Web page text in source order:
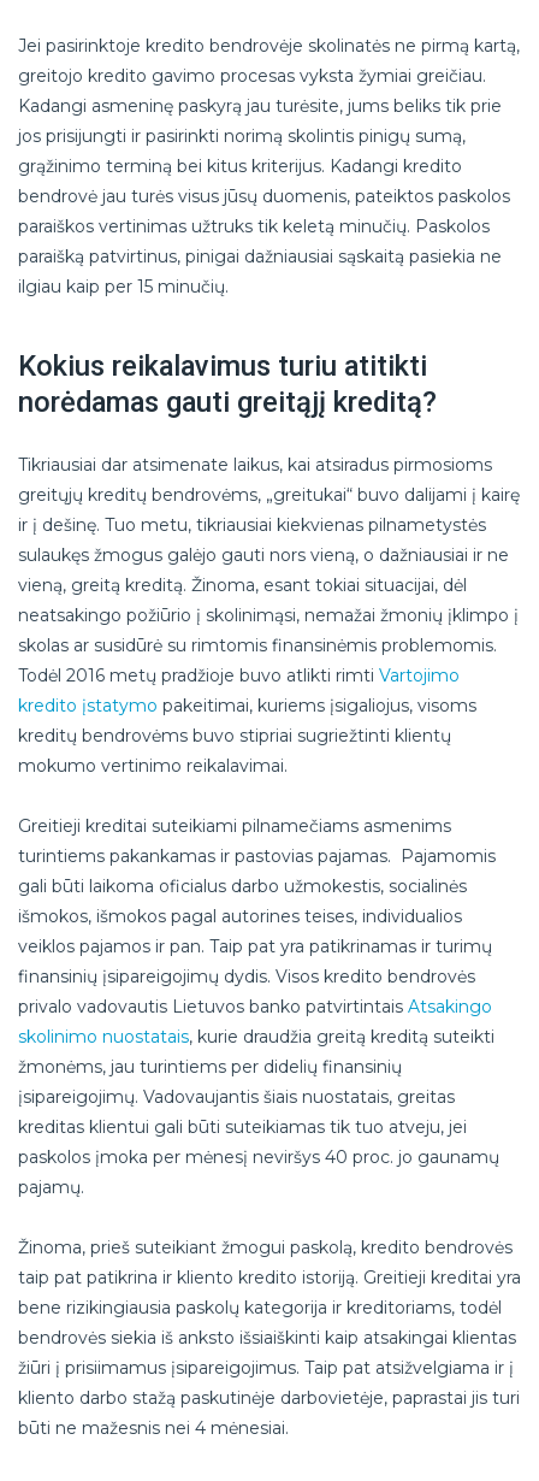
Jei pasirinktoje kredito bendrovėje skolinatės ne pirmą kartą,
greitojo kredito gavimo procesas vyksta žymiai greičiau.
Kadangi asmeninę paskyrą jau turėsite, jums beliks tik prie
jos prisijungti ir pasirinkti norimą skolintis pinigų sumą,
grąžinimo terminą bei kitus kriterijus. Kadangi kredito
bendrovė jau turės visus jūsų duomenis, pateiktos paskolos
paraiškos vertinimas užtruks tik keletą minučių. Paskolos
paraišką patvirtinus, pinigai dažniausiai sąskaitą pasiekia ne
ilgiau kaip per 15 minučių.
Kokius reikalavimus turiu atitikti
norėdamas gauti greitąjį kreditą?
Tikriausiai dar atsimenate laikus, kai atsiradus pirmosioms
greitųjų kreditų bendrovėms, „greitukai“ buvo dalijami į kairę
ir į dešinę. Tuo metu, tikriausiai kiekvienas pilnametystės
sulaukęs žmogus galėjo gauti nors vieną, o dažniausiai ir ne
vieną, greitą kreditą. Žinoma, esant tokiai situacijai, dėl
neatsakingo požiūrio į skolinimąsi, nemažai žmonių įklimpo į
skolas ar susidūrė su rimtomis finansinėmis problemomis.
Todėl 2016 metų pradžioje buvo atlikti rimti Vartojimo
kredito įstatymo pakeitimai, kuriems įsigaliojus, visoms
kreditų bendrovėms buvo stipriai sugriežtinti klientų
mokumo vertinimo reikalavimai.
Greitieji kreditai suteikiami pilnamečiams asmenims
turintiems pakankamas ir pastovias pajamas. Pajamomis
gali būti laikoma oficialus darbo užmokestis, socialinės
išmokos, išmokos pagal autorines teises, individualios
veiklos pajamos ir pan. Taip pat yra patikrinamas ir turimų
finansinių įsipareigojimų dydis. Visos kredito bendrovės
privalo vadovautis Lietuvos banko patvirtintais Atsakingo
skolinimo nuostatais, kurie draudžia greitą kreditą suteikti
žmonėms, jau turintiems per didelių finansinių
įsipareigojimų. Vadovaujantis šiais nuostatais, greitas
kreditas klientui gali būti suteikiamas tik tuo atveju, jei
paskolos įmoka per mėnesį neviršys 40 proc. jo gaunamų
pajamų.
Žinoma, prieš suteikiant žmogui paskolą, kredito bendrovės
taip pat patikrina ir kliento kredito istoriją. Greitieji kreditai yra
bene rizikingiausia paskolų kategorija ir kreditoriams, todėl
bendrovės siekia iš anksto išsiaiškinti kaip atsakingai klientas
žiūri į prisiimamus įsipareigojimus. Taip pat atsižvelgiama ir į
kliento darbo stažą paskutinėje darbovietėje, paprastai jis turi
būti ne mažesnis nei 4 mėnesiai.